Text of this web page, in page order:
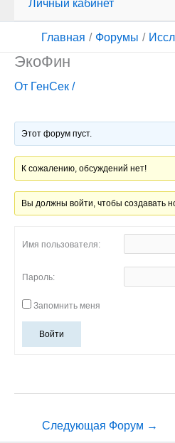
Личный кабинет
Главная Форумы
ЭкоФин
От ГенСек /
Этот форум пуст.
К сожалению, обсуждений нет!
Вы должны войти, чтобы создавать
Имя пользователя:
Пароль:
Запомнить меня
Войти
Следующая Форум →